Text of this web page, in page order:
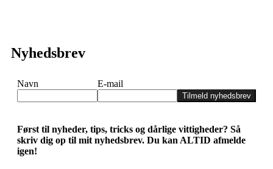
Nyhedsbrev
Navn E-mail
Tilmeld nyhedsbrev
Først til nyheder, tips, tricks og dårlige vittigheder? Så
skriv dig op til mit nyhedsbrev. Du kan ALTID afmelde
igen!